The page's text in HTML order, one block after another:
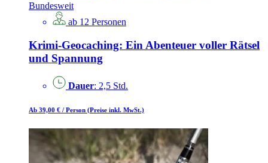
Bundesweit
ab 12 Personen
Krimi-Geocaching: Ein Abenteuer voller Rätsel
und Spannung
Dauer: 2,5 Std.
Ab 39,00 € / Person (Preise inkl. MwSt.)